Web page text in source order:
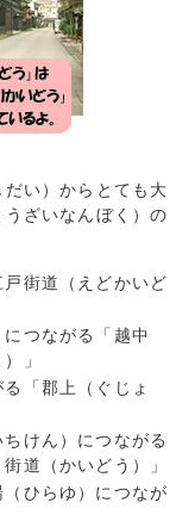
い）からとても大
ざいなんぼく）の
街道（えどかいど
つながる「越中
」
「郡上（ぐじょ
けん）につながる
道（かいどう）」
ひらゆ）につなが